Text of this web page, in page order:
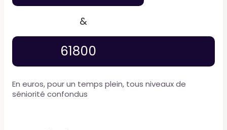
&
61800
En euros, pour un temps plein, tous niveaux de
séniorité confondus